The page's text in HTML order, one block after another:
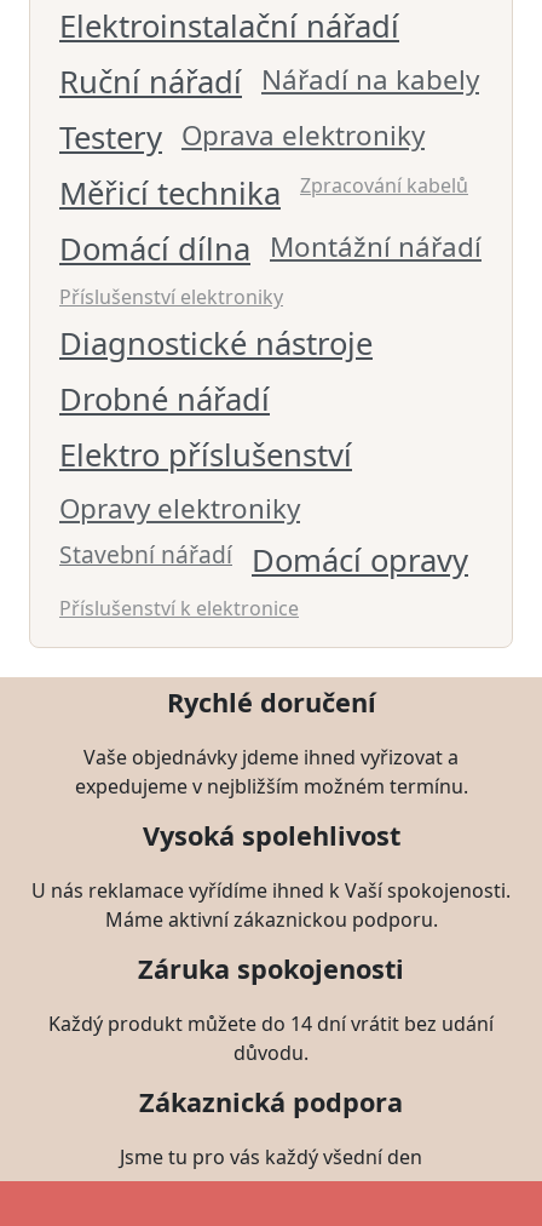
Elektroinstalační nářadí
Ruční nářadí Nářadí na kabely
Testery Oprava elektroniky
Měřicí technika Zpracování kabelů
Domácí dílna Montážní nářadí
Příslušenství elektroniky
Diagnostické nástroje
Drobné nářadí
Elektro příslušenství
Opravy elektroniky
Stavební nářadí Domácí opravy
Příslušenství k elektronice
Rychlé doručení
Vaše objednávky jdeme ihned vyřizovat a
expedujeme v nejbližším možném termínu.
Vysoká spolehlivost
U nás reklamace vyřídíme ihned k Vaší spokojenosti.
Máme aktivní zákaznickou podporu.
Záruka spokojenosti
Každý produkt můžete do 14 dní vrátit bez udání
důvodu.
Zákaznická podpora
Jsme tu pro vás každý všední den